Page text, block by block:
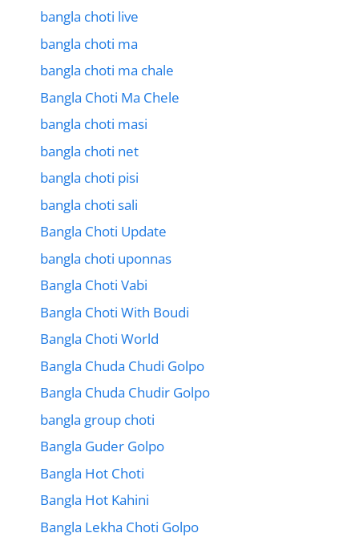
bangla choti live
bangla choti ma
bangla choti ma chale
Bangla Choti Ma Chele
bangla choti masi
bangla choti net
bangla choti pisi
bangla choti sali
Bangla Choti Update
bangla choti uponnas
Bangla Choti Vabi
Bangla Choti With Boudi
Bangla Choti World
Bangla Chuda Chudi Golpo
Bangla Chuda Chudir Golpo
bangla group choti
Bangla Guder Golpo
Bangla Hot Choti
Bangla Hot Kahini
Bangla Lekha Choti Golpo